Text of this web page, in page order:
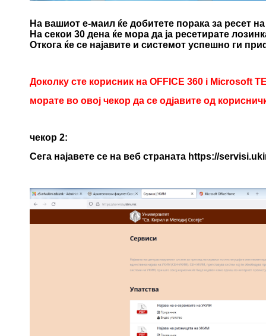
На вашиот е-маил ќе добитете порака за ресет
На секои 30 дена ќе мора да ја ресетирате
Откога ќе се најавите и системот успешно ги
Доколку сте корисник на OFFICE 360 i Microsoft
морате во овој чекор да се одјавите од
чекор 2:
Сега најавете се на веб страната https://